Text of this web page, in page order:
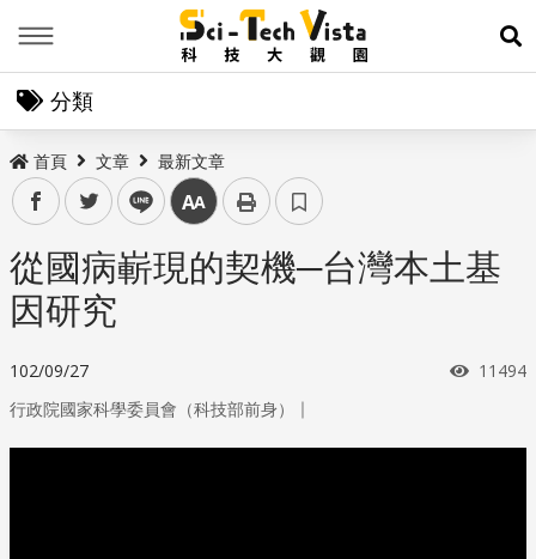
展
分類
首頁 文章 最新文章
facebooktwitter line 中
從國病嶄現的契機─台灣本土基
因研究
102/09/27 瀏覽次
11494
行政院國家科學委員會（科技部前身） ｜